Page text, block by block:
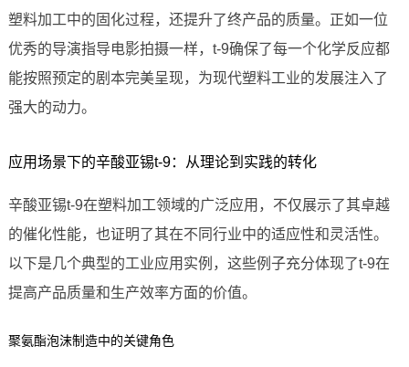
塑料加工中的固化过程，还提升了终产品的质量。正如一位
优秀的导演指导电影拍摄一样，t-9确保了每一个化学反应都
能按照预定的剧本完美呈现，为现代塑料工业的发展注入了
强大的动力。
应用场景下的辛酸亚锡t-9：从理论到实践的转化
辛酸亚锡t-9在塑料加工领域的广泛应用，不仅展示了其卓越
的催化性能，也证明了其在不同行业中的适应性和灵活性。
以下是几个典型的工业应用实例，这些例子充分体现了t-9在
提高产品质量和生产效率方面的价值。
聚氨酯泡沫制造中的关键角色